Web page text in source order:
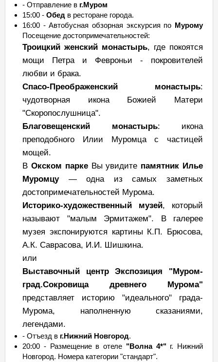
- Отправление в г.Муром
15:00 - Обед в ресторане города.
16:00 - Автобусная обзорная экскурсия по Мурому
Посещение достопримечательностей:
Троицкий женский монастырь, где покоятся
мощи Петра и Февроньи - покровителей
любви и брака.
Спасо-Преображенский монастырь:
чудотворная икона Божией Матери
"Скоропослушница".
Благовещенский монастырь: икона
преподобного Илии Муромца с частицей
мощей.
В Окском паркеВы увидите памятник Илье
Муромцу— одна из самых заметных
достопримечательностей Мурома.
Историко-художественный музей, который
называют "малым Эрмитажем". В галерее
музея экспонируются картины К.П. Брюсова,
А.К. Саврасова, И.И. Шишкина.
или
Выставочный центр Экспозиция "Муром-
град.Сокровища древнего Мурома"
представляет историю "идеального" града-
Мурома, наполненную сказаниями,
легендами.
- Отъезд в г.Нижний Новгород.
20:00 - Размещение в отеле "Волна 4*"г. Нижний
Новгород. Номера категории "стандарт".